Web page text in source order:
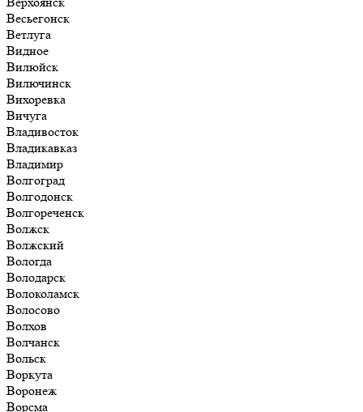
Весьегонск
Ветлуга
Видное
Вилюйск
Вилючинск
Вихоревка
Вичуга
Владивосток
Владикавказ
Владимир
Волгоград
Волгодонск
Волгореченск
Волжск
Волжский
Вологда
Володарск
Волоколамск
Волосово
Волхов
Волчанск
Вольск
Воркута
Воронеж
Ворсма